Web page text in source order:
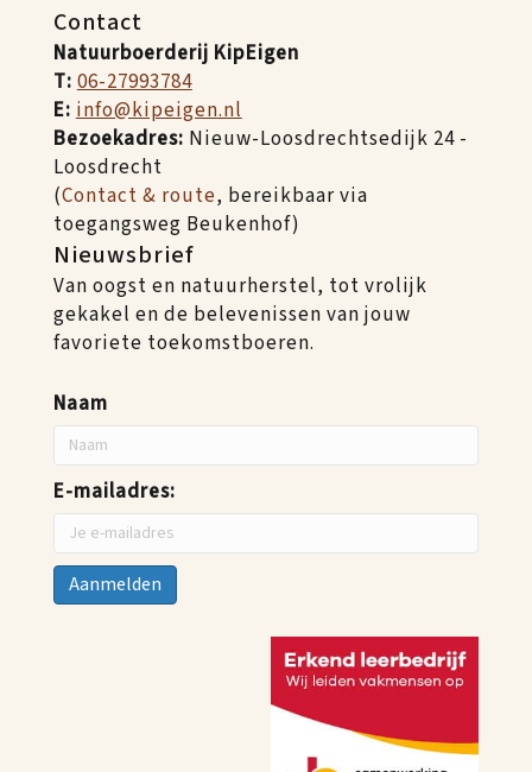
Contact
Natuurboerderij KipEigen
T:06-27993784
E:info@kipeigen.nl
Bezoekadres: Nieuw-Loosdrechtsedijk 24 -
Loosdrecht
(Contact & route, bereikbaar via
toegangsweg Beukenhof)
Nieuwsbrief
Van oogst en natuurherstel, tot vrolijk
gekakel en de belevenissen van jouw
favoriete toekomstboeren.
Naam
E-mailadres: